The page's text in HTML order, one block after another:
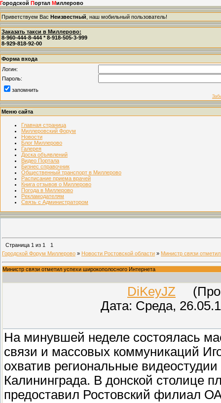
Городской Портал Миллерово
Приветствуем Вас Неизвестный , наш мобильный пользователь!
Заказать такси в Миллерово:
8-960-444-8-444 * 8-918-505-3-999
8-929-818-92-00
Форма входа
Логин:
Пароль:
запомнить
Меню сайта
Главная страница
Миллеровский Форум
Новости
Блог Миллерово
Галерея
Доска объявлений
Видео Портала
Бизнес справочник
Общественный транспорт в Миллерово
Расписание приема врачей
Книга отзывов о Миллерово
Погода в Миллерово
Рекламодателям
Связь с Администратором
Страница 1 из 1
1
Городской Форум Миллерово » Новости Ростовской области » Министр связи
Министр связи отметил успехи широкополосного Интернета
DiKeyJZ
Дата: Среда,
На минувшей неделе состоялась
связи и массовых коммуникаций
охватив региональные
Калининграда. В донской столице
предоставил Ростовский филиал